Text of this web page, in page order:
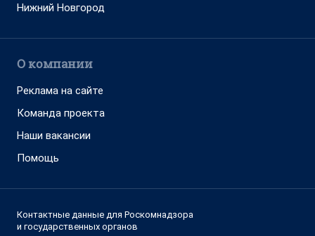
Нижний Новгород
О компании
Реклама на сайте
Команда проекта
Наши вакансии
Помощь
Контактные данные для Роскомнадзора
и государственных органов